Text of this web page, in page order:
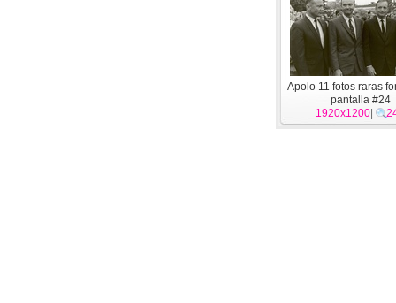
Apolo 11 fotos raras
pantalla #24
1920x1200